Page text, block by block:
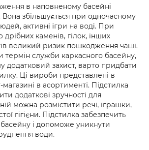
в наповненому басейні
збільшується при одночасному
активні ігри на воді. При
дрібних каменів, гілок, інших
великий ризик пошкодження чаші.
служби каркасного басейну,
додатковий захист, варто придбати
Ці вироби представлені в
в асортименті. Підстилка
додаткові зручності для
можна розмістити речі, іграшки,
гігієни. Підстилка забезпечить
і допоможе уникнути
води.